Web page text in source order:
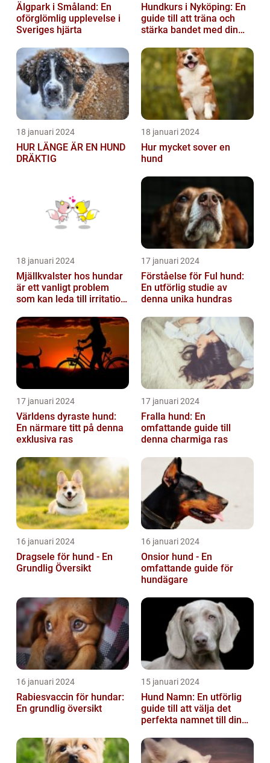
Älgpark i Småland: En
oförglömlig upplevelse i
Sveriges hjärta
Hundkurs i Nyköping: En
guide till att träna och
stärka bandet med din
18 januari 2024
HUR LÄNGE ÄR EN HUND
DRÄKTIG
18 januari 2024
Hur mycket sover en
hund
18 januari 2024
Mjällkvalster hos hundar
är ett vanligt problem
som kan leda till irritation
hun...
17 januari 2024
Förståelse för Ful hund:
En utförlig studie av
denna unika hundras
17 januari 2024
Världens dyraste hund:
En närmare titt på denna
exklusiva ras
17 januari 2024
Fralla hund: En
omfattande guide till
denna charmiga ras
16 januari 2024
Dragsele för hund - En
Grundlig Översikt
16 januari 2024
Onsior hund - En
omfattande guide för
hundägare
16 januari 2024
Rabiesvaccin för hundar:
En grundlig översikt
15 januari 2024
Hund Namn: En utförlig
guide till att välja det
perfekta namnet till din